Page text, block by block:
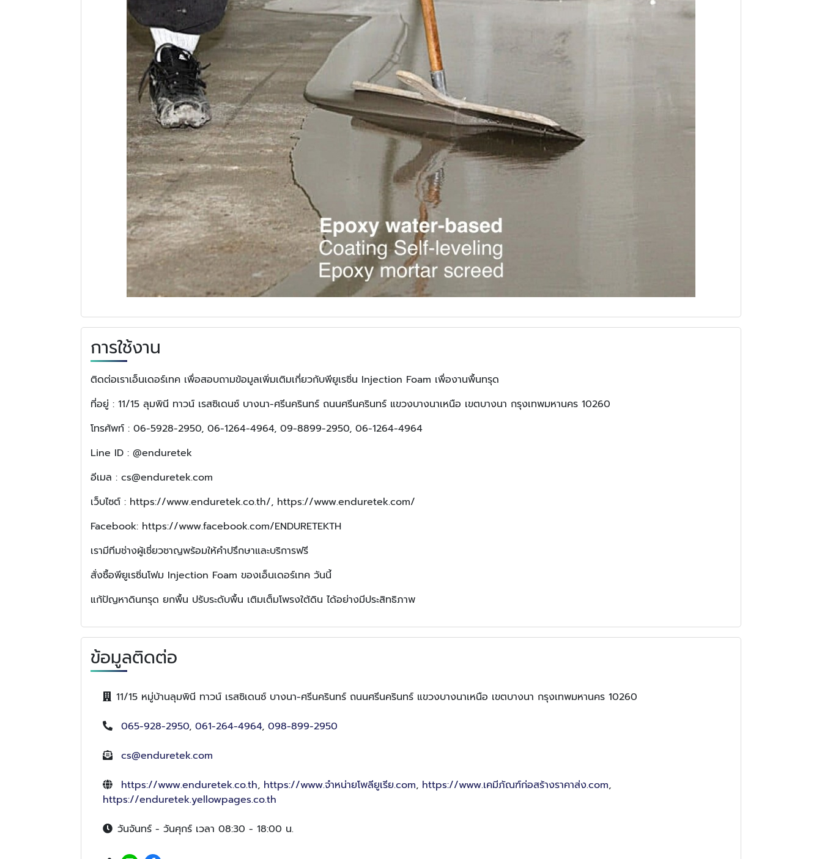
การใช้งาน
ติดต่อเราเอ็นเดอร์เทค เพื่อสอบถามข้อมูลเพิ่มเติมเกี่ยวกับพียูเรซิ่น Injection Foam เพื่องานพื้นทรุด
ที่อยู่ : 11/15 ลุมพินี ทาวน์ เรสซิเดนซ์ บางนา-ศรีนครินทร์ ถนนศรีนครินทร์ แขวงบางนาเหนือ เขตบางนา กรุงเทพมหานคร 10260
โทรศัพท์ : 06-5928-2950, 06-1264-4964, 09-8899-2950, 06-1264-4964
Line ID : @enduretek
อีเมล : cs@enduretek.com
เว็บไซต์ : https://www.enduretek.co.th/, https://www.enduretek.com/
Facebook: https://www.facebook.com/ENDURETEKTH
เรามีทีมช่างผู้เชี่ยวชาญพร้อมให้คำปรึกษาและบริการฟรี
สั่งซื้อพียูเรซิ่นโฟม Injection Foam ของเอ็นเดอร์เทค วันนี้
แก้ปัญหาดินทรุด ยกพื้น ปรับระดับพื้น เติมเต็มโพรงใต้ดิน ได้อย่างมีประสิทธิภาพ
ข้อมูลติดต่อ
11/15 หมู่บ้านลุมพินี ทาวน์ เรสซิเดนซ์ บางนา-ศรีนครินทร์ ถนนศรีนครินทร์ แขวงบางนาเหนือ เขตบางนา กรุงเทพมหานคร 10260
065-928-2950, 061-264-4964, 098-899-2950
cs@enduretek.com
https://www.enduretek.co.th, https://www.จําหน่ายโพลียูเรีย.com, https://www.เคมีภัณฑ์ก่อสร้างราคาส่ง.com,
https://enduretek.yellowpages.co.th
วันจันทร์ - วันศุกร์ เวลา 08:30 - 18:00 น.